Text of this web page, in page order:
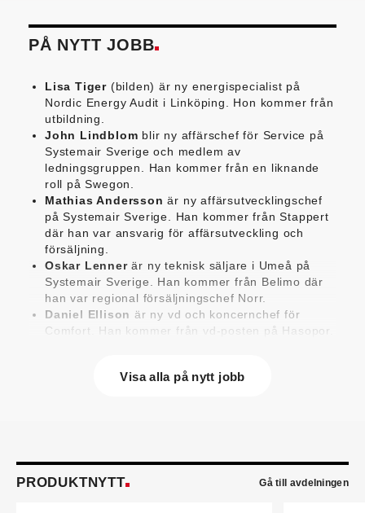
PÅ NYTT JOBB
Lisa Tiger (bilden) är ny energispecialist på
Nordic Energy Audit i Linköping. Hon kommer från
utbildning.
John Lindblom blir ny affärschef för Service på
Systemair Sverige och medlem av
ledningsgruppen. Han kommer från en liknande
roll på Swegon.
Mathias Andersson är ny affärsutvecklingschef
på Systemair Sverige. Han kommer från Stappert
där han var ansvarig för affärsutveckling och
försäljning.
Oskar Lennerär ny teknisk säljare i Umeå på
Systemair Sverige. Han kommer från Belimo där
han var regional försäljningschef Norr.
Daniel Ellison är ny vd och koncernchef för
Comfort. Han kommer från vd-posten på Hasopor.
var försäljningschef i Skandinavien.
Anastasia Anderssonär ny utvecklare av
försäljningsprocesser och produktägare på
Visa alla på nytt jobb
PRODUKTNYTT Gå till avdelningen